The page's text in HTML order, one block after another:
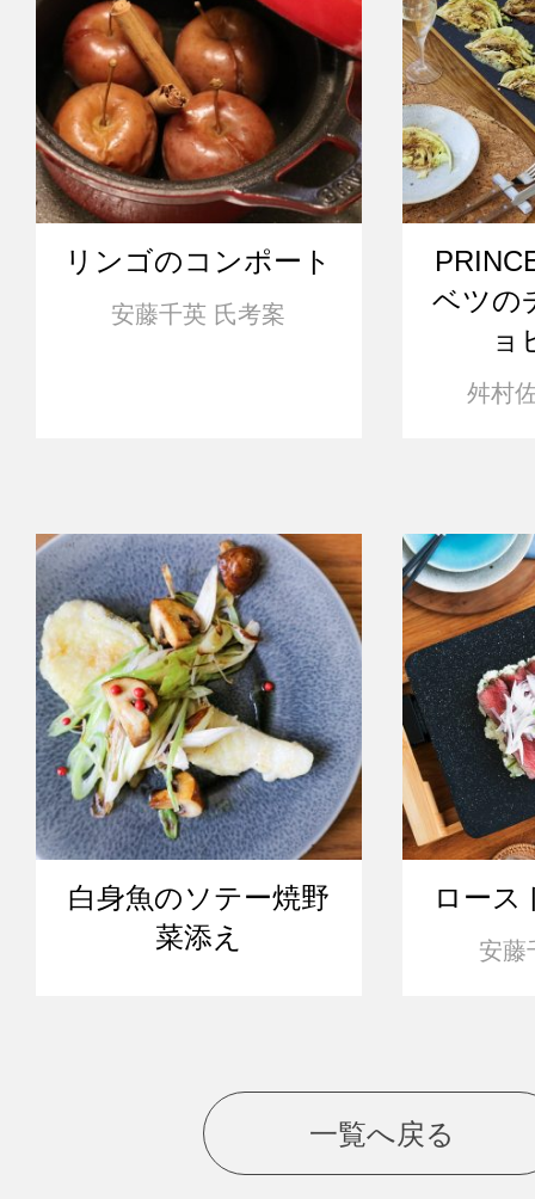
リンゴのコンポート
安藤千英 氏考案
ベツの
ョ
舛村
白身魚のソテー焼野
菜添え
ロース
安藤
一覧へ戻る